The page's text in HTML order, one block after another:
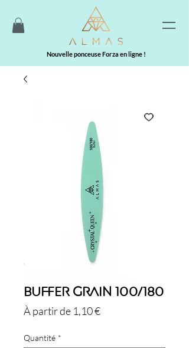
Nouvelle ponceuse Forza en ligne !
Buffer Grain 100/180
À partir de 1,10 €Prix
Quantité *